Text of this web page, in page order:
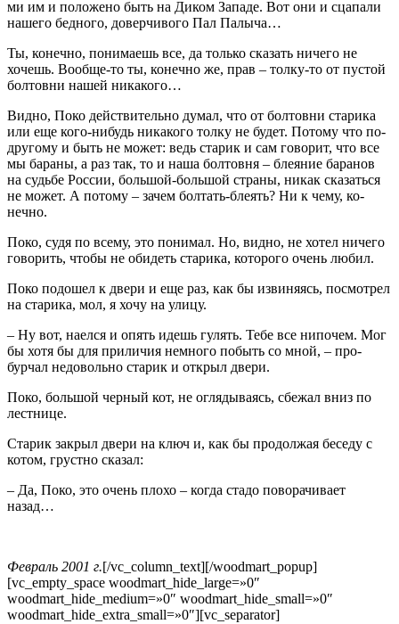
ми им и положено быть на Диком Западе. Вот они и сцапали
нашего бедного, доверчивого Пал Палыча…
Ты, конечно, понимаешь все, да только сказать ничего не
хочешь. Вообще-то ты, конечно же, прав – толку-то от пустой
болтовни нашей никакого…
Видно, Поко действительно думал, что от болтовни стари­ка
или еще кого-нибудь никакого толку не будет. Потому что по-
другому и быть не может: ведь старик и сам говорит, что все
мы бараны, а раз так, то и наша болтовня – блеяние бара­нов
на судьбе России, большой-большой страны, никак сказать­ся
не может. А потому – зачем болтать-блеять? Ни к чему, ко­
нечно.
Поко, судя по всему, это понимал. Но, видно, не хотел ниче­го
говорить, чтобы не обидеть старика, которого очень любил.
Поко подошел к двери и еще раз, как бы извиняясь, посмот­рел
на старика, мол, я хочу на улицу.
– Ну вот, наелся и опять идешь гулять. Тебе все нипочем. Мог
бы хотя бы для приличия немного побыть со мной, – про­
бурчал недовольно старик и открыл двери.
Поко, большой черный кот, не оглядываясь, сбежал вниз по
лестнице.
Старик закрыл двери на ключ и, как бы продолжая беседу с
котом, грустно сказал:
– Да, Поко, это очень плохо – когда стадо поворачивает
назад…
Февраль 2001 г.[/vc_column_text][/woodmart_popup]
[vc_empty_space woodmart_hide_large=»0″
woodmart_hide_medium=»0″ woodmart_hide_small=»0″
woodmart_hide_extra_small=»0″][vc_separator]